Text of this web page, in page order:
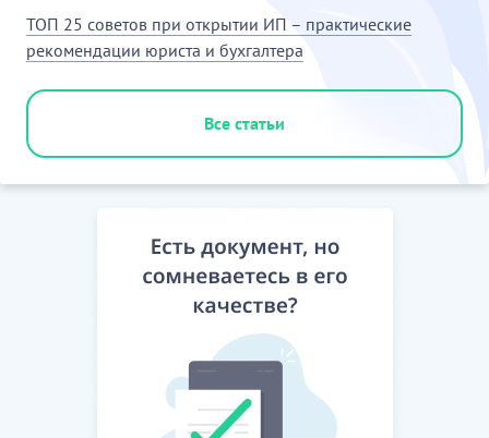
ТОП 25 советов при открытии ИП – практические
рекомендации юриста и бухгалтера
Все статьи